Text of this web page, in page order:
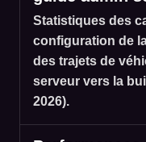
Statistiques des
configuration de
des trajets de
serveur vers la
2026).